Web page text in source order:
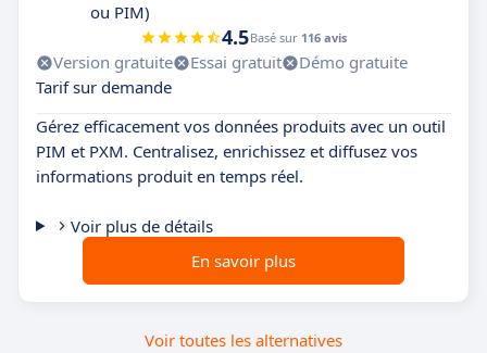
ou PIM)
4.5Basé sur 116 avis
Version gratuite Essai gratuit
Démo gratuite
Tarif sur demande
Gérez efficacement vos données produits avec un outil
PIM et PXM. Centralisez, enrichissez et diffusez vos
informations produit en temps réel.
Voir plus de détails
En savoir plus
Voir toutes les alternatives